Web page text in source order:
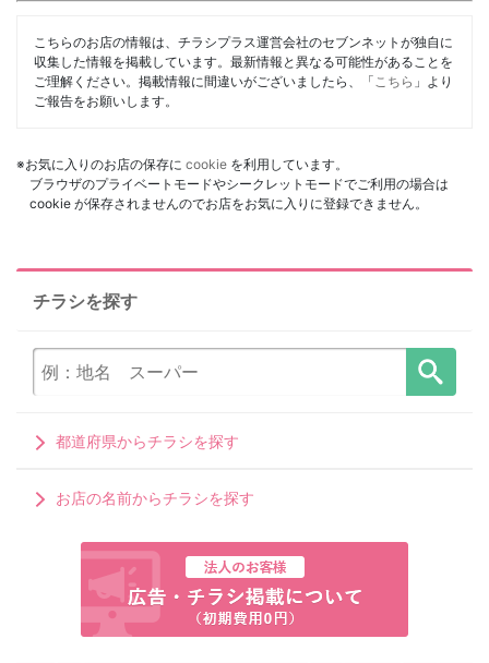
こちらのお店の情報は、チラシプラス運営会社のセブンネットが独自に
収集した情報を掲載しています。最新情報と異なる可能性があることを
ご理解ください。掲載情報に間違いがございましたら、「 こちら 」より
ご報告をお願いします。
※お気に入りのお店の保存に cookie を利用しています。
ブラウザのプライベートモードやシークレットモードでご利用の場合は
cookie が保存されませんのでお店をお気に入りに登録できません。
チラシを探す
都道府県からチラシを探す
お店の名前からチラシを探す